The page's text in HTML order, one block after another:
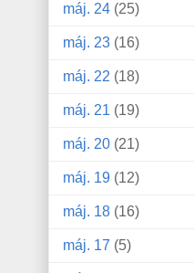
máj. 24 (25)
máj. 23 (16)
máj. 22 (18)
máj. 21 (19)
máj. 20 (21)
máj. 19 (12)
máj. 18 (16)
máj. 17 (5)